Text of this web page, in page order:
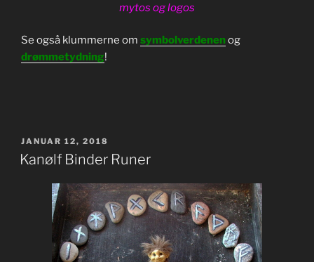
mytos og logos
Se også klummerne om symbolverdenenog
drømmetydning!
UDGIVET
DEN
JANUAR 12, 2018
Kanølf Binder Runer